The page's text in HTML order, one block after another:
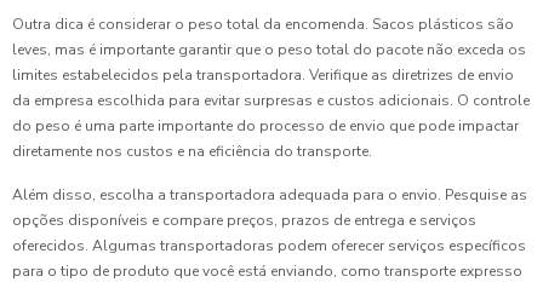
Outra dica é considerar o peso total da encomenda. Sacos plásticos são
leves, mas é importante garantir que o peso total do pacote não exceda os
limites estabelecidos pela transportadora. Verifique as diretrizes de envio
da empresa escolhida para evitar surpresas e custos adicionais. O controle
do peso é uma parte importante do processo de envio que pode impactar
diretamente nos custos e na eficiência do transporte.
Além disso, escolha a transportadora adequada para o envio. Pesquise as
opções disponíveis e compare preços, prazos de entrega e serviços
oferecidos. Algumas transportadoras podem oferecer serviços específicos
para o tipo de produto que você está enviando, como transporte expresso